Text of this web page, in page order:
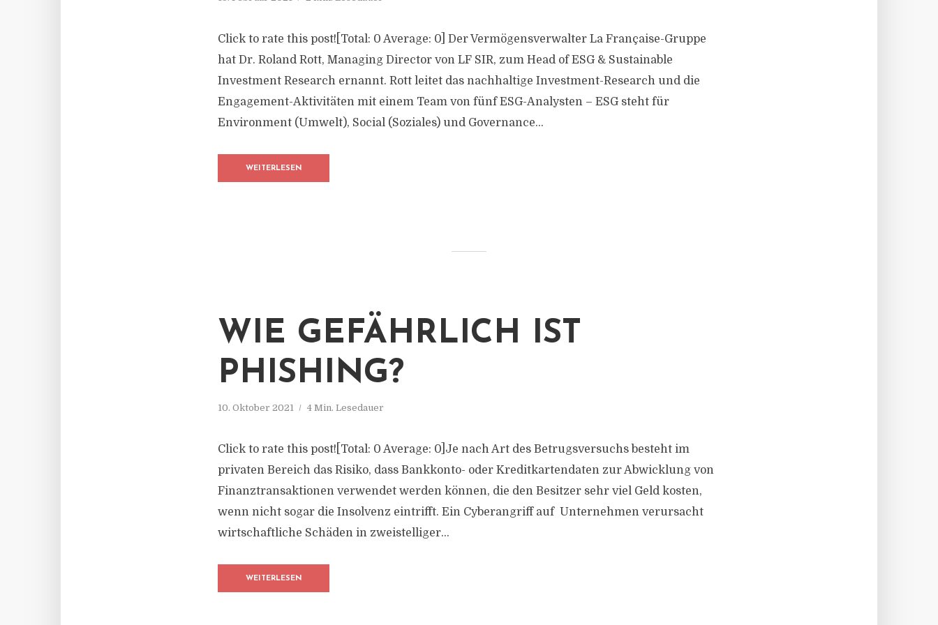
Click to rate this post![Total: 0 Average: 0] Der Vermögensverwalter La Française-Gruppe
hat Dr. Roland Rott, Managing Director von LF SIR, zum Head of ESG & Sustainable
Investment Research ernannt. Rott leitet das nachhaltige Investment-Research und die
Engagement-Aktivitäten mit einem Team von fünf ESG-Analysten – ESG steht für
Environment (Umwelt), Social (Soziales) und Governance...
WEITERLESEN
WIE GEFÄHRLICH IST
PHISHING?
10. Oktober 2021 4 Min. Lesedauer
Click to rate this post![Total: 0 Average: 0]Je nach Art des Betrugsversuchs besteht im
privaten Bereich das Risiko, dass Bankkonto- oder Kreditkartendaten zur Abwicklung von
Finanztransaktionen verwendet werden können, die den Besitzer sehr viel Geld kosten,
wenn nicht sogar die Insolvenz eintrifft. Ein Cyberangriff auf Unternehmen verursacht
wirtschaftliche Schäden in zweistelliger...
WEITERLESEN